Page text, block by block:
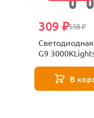
558 ₽
309 ₽
G9
В
Миска для